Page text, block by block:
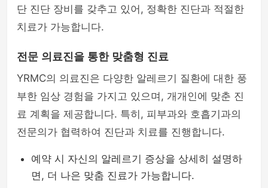
단 진단 장비를 갖추고 있어, 정확한 진단과 적절한
치료가 가능합니다.
전문 의료진을 통한 맞춤형 진료
YRMC의 의료진은 다양한 알레르기 질환에 대한 풍
부한 임상 경험을 가지고 있으며, 개개인에 맞춘 진
료 계획을 제공합니다. 특히, 피부과와 호흡기과의
전문의가 협력하여 진단과 치료를 진행합니다.
예약 시 자신의 알레르기 증상을 상세히 설명하
면, 더 나은 맞춤 진료가 가능합니다.